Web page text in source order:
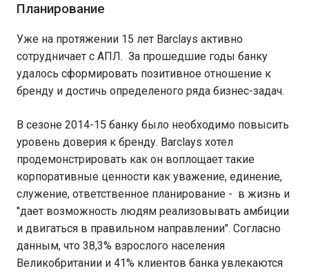
Планирование
Уже на протяжении 15 лет Barclays активно
сотрудничает с АПЛ. За прошедшие годы банку
удалось сформировать позитивное отношение к
бренду и достичь определеного ряда бизнес-задач.
В сезоне 2014-15 банку было необходимо повысить
уровень доверия к бренду. Barclays хотел
продемонстрировать как он воплощает такие
корпоративные ценности как уважение, единение,
служение, ответственное планирование - в жизнь и
"дает возможность людям реализовывать амбиции
и двигаться в правильном направлении". Согласно
данным, что 38,3% взрослого населения
Великобритании и 41% клиентов банка увлекаются